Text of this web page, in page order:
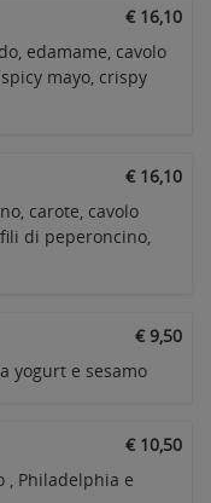
€ 16,10
edamame, cavolo
mayo, crispy
€ 16,10
carote, cavolo
di peperoncino,
€ 9,50
yogurt e sesamo
€ 10,50
, Philadelphia e